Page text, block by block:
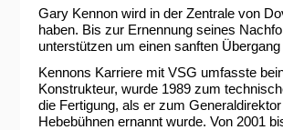
Gary Kennon wird in der Zentrale von
haben. Bis zur Ernennung seines
unterstützen um einen sanften
Kennons Karriere mit VSG umfasste
Konstrukteur, wurde 1989 zum
die Fertigung, als er zum
Hebebühnen ernannt wurde. Von 2001